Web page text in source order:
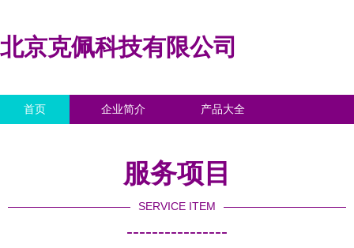
北京克佩科技有限公司
首页 企业简介 产品大全
服务项目
SERVICE ITEM
----------------